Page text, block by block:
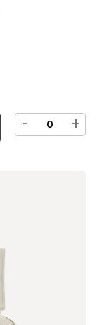
- +